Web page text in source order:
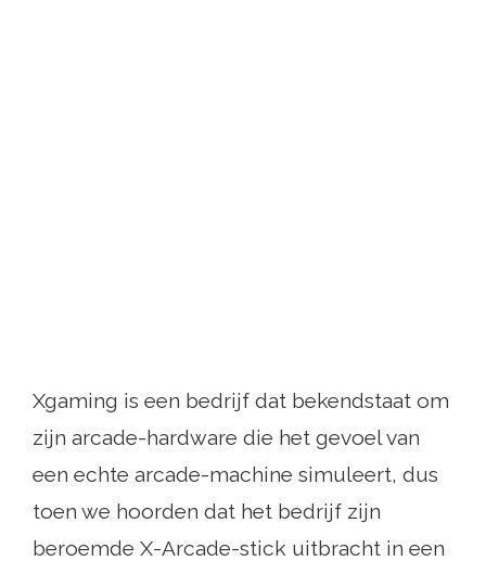
Xgaming is een bedrijf dat bekendstaat om
zijn arcade-hardware die het gevoel van
een echte arcade-machine simuleert, dus
toen we hoorden dat het bedrijf zijn
beroemde X-Arcade-stick uitbracht in een